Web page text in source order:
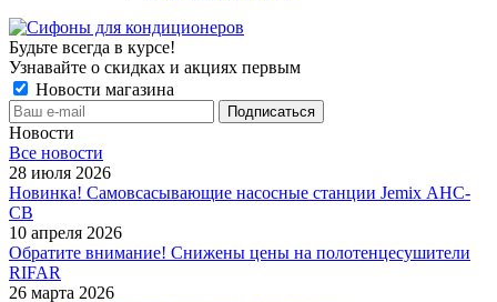
Будьте всегда в курсе!
Узнавайте о скидках и акциях первым
Новости магазина
Новости
Все новости
28 июля 2026
Новинка! Самовсасывающие насосные станции Jemix АНС-
СВ
10 апреля 2026
Обратите внимание! Снижены цены на полотенцесушители
RIFAR
26 марта 2026